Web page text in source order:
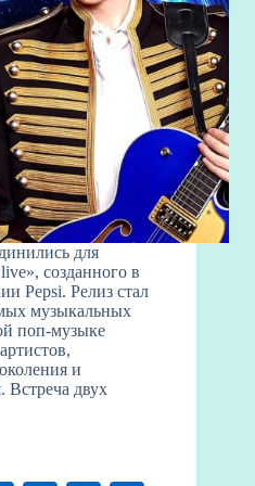
для
созданного в
Pepsi. Релиз стал
музыкальных
поп-музыке
и
Встреча двух